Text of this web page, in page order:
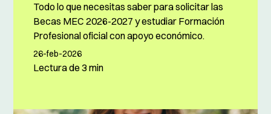
Todo lo que necesitas saber para solicitar las
Becas MEC 2026-2027 y estudiar Formación
Profesional oficial con apoyo económico.
26-feb-2026
Lectura de3 min